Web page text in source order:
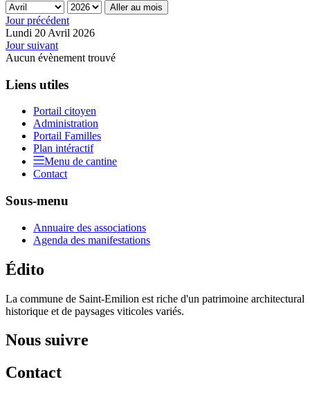
Aller au mois
Jour précédent
Lundi 20 Avril 2026
Jour suivant
Aucun évènement trouvé
Liens utiles
Portail citoyen
Administration
Portail Familles
Plan intéractif
Menu de cantine
Contact
Sous-menu
Annuaire des associations
Agenda des manifestations
Édito
La commune de Saint-Emilion est riche d'un patrimoine architectural
historique et de paysages viticoles variés.
Nous suivre
Contact